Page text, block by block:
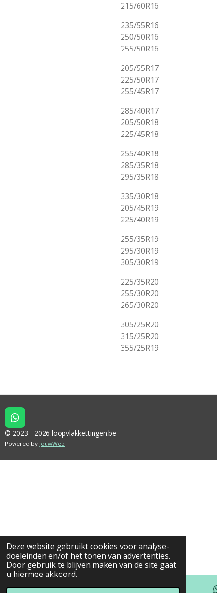
Deze website gebruikt cookies voor analyse-
doeleinden en/of het tonen van advertenties.
Door gebruik te blijven maken van de site gaat
u hiermee akkoord.
215/60R16
235/55R16
250/50R16
255/50R16
205/55R17
225/50R17
255/45R17
285/40R17
205/50R18
225/45R18
255/40R18
285/35R18
295/35R18
335/30R18
205/45R19
225/40R19
255/35R19
295/30R19
305/30R19
225/35R20
255/30R20
265/30R20
305/25R20
315/25R20
355/25R19
W
H
T
S
© 2023 - 2026 loopvlakkettingen.be
Powered by JouwWeb